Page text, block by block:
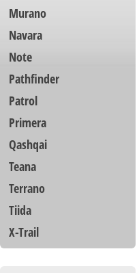
Murano
Navara
Note
Pathfinder
Patrol
Primera
Qashqai
Teana
Terrano
Tiida
X-Trail